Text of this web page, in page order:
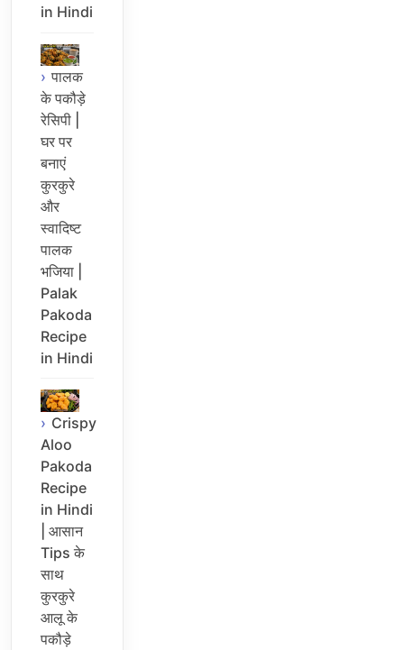
in Hindi
पालक
के पकौड़े
रेसिपी |
घर पर
बनाएं
कुरकुरे
और
स्वादिष्ट
पालक
भजिया |
Palak
Pakoda
Recipe
in Hindi
Crispy
Aloo
Pakoda
Recipe
in Hindi
| आसान
Tips के
साथ
कुरकुरे
आलू के
पकौड़े